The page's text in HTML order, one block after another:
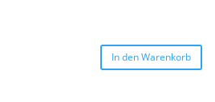
In den Warenkorb